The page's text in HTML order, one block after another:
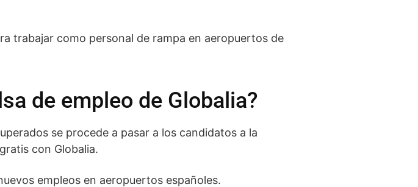
trabajar como personal de rampa en aeropuertos de
de empleo de Globalia?
se procede a pasar a los candidatos a la
con Globalia.
empleos en aeropuertos españoles.